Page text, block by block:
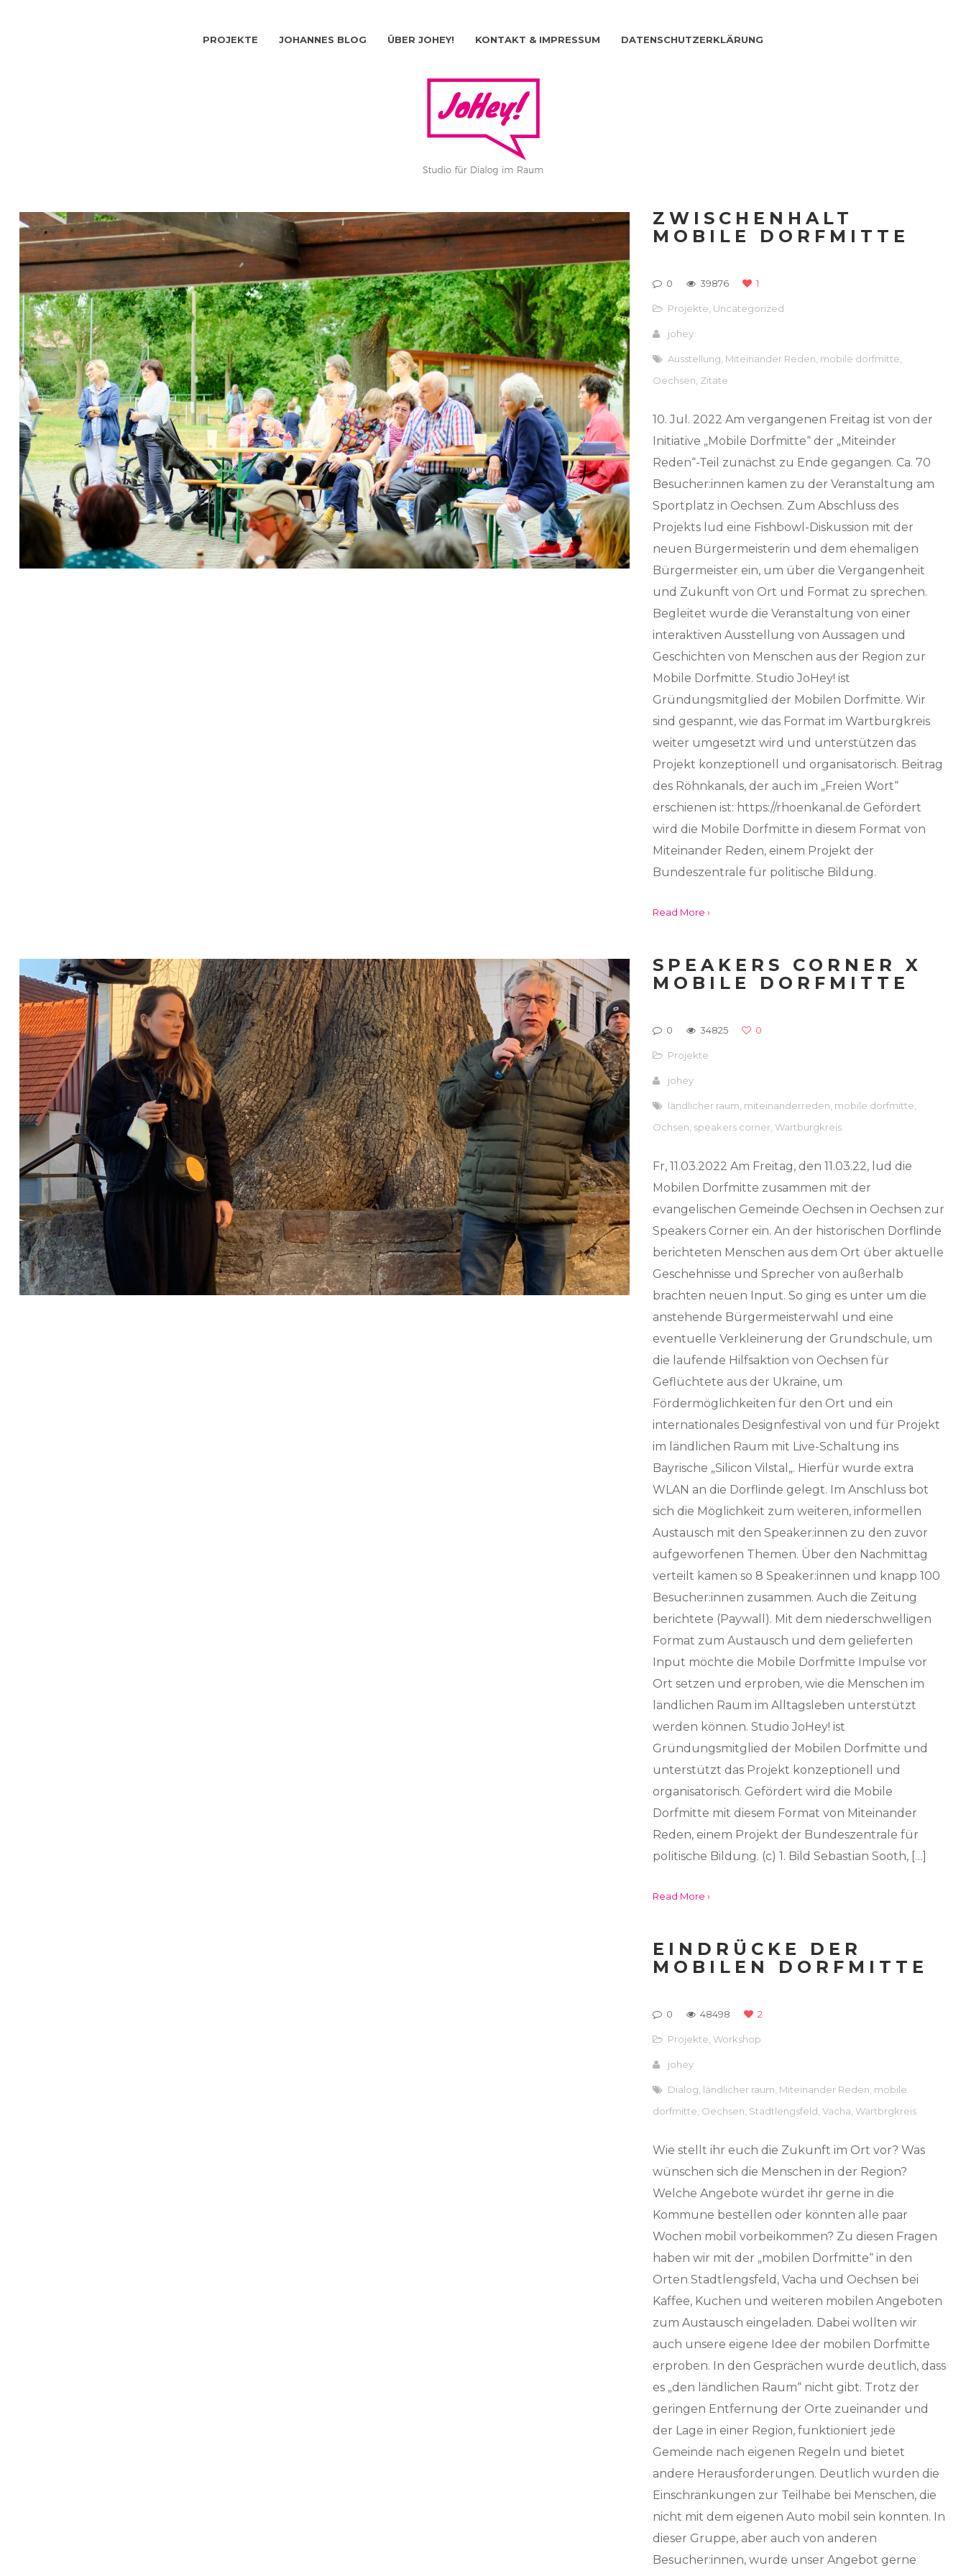
PROJEKTE JOHANNES BLOG ÜBER JOHEY! KONTAKT & IMPRESSUM DATENSCHUTZERKLÄRUNG
ZWISCHENHALT
MOBILE DORFMITTE
0 39876 1
Projekte Uncategorized
johey
Ausstellung Miteinander Reden mobile dorfmitte
Oechsen Zitate
10. Jul. 2022 Am vergangenen Freitag ist von der
Initiative „Mobile Dorfmitte“ der „Miteinder
Reden“-Teil zunächst zu Ende gegangen. Ca. 70
Besucher:innen kamen zu der Veranstaltung am
Sportplatz in Oechsen. Zum Abschluss des
Projekts lud eine Fishbowl-Diskussion mit der
neuen Bürgermeisterin und dem ehemaligen
Bürgermeister ein, um über die Vergangenheit
und Zukunft von Ort und Format zu sprechen.
Begleitet wurde die Veranstaltung von einer
interaktiven Ausstellung von Aussagen und
Geschichten von Menschen aus der Region zur
Mobile Dorfmitte. Studio JoHey! ist
Gründungsmitglied der Mobilen Dorfmitte. Wir
sind gespannt, wie das Format im Wartburgkreis
weiter umgesetzt wird und unterstützen das
Projekt konzeptionell und organisatorisch. Beitrag
des Röhnkanals, der auch im „Freien Wort“
erschienen ist: https://rhoenkanal.de Gefördert
wird die Mobile Dorfmitte in diesem Format von
Miteinander Reden, einem Projekt der
Bundeszentrale für politische Bildung.
Read More ›
SPEAKERS CORNER X
MOBILE DORFMITTE
0 34825 0
Projekte
johey
ländlicher raum miteinanderreden mobile dorfmitte
Ochsen speakers corner ,Wartburgkreis
Fr, 11.03.2022 Am Freitag, den 11.03.22, lud die
Mobilen Dorfmitte zusammen mit der
evangelischen Gemeinde Oechsen in Oechsen zur
Speakers Corner ein. An der historischen Dorflinde
berichteten Menschen aus dem Ort über aktuelle
Geschehnisse und Sprecher von außerhalb
brachten neuen Input. So ging es unter um die
anstehende Bürgermeisterwahl und eine
eventuelle Verkleinerung der Grundschule, um
die laufende Hilfsaktion von Oechsen für
Geflüchtete aus der Ukraine, um
Fördermöglichkeiten für den Ort und ein
internationales Designfestival von und für Projekt
im ländlichen Raum mit Live-Schaltung ins
Bayrische „Silicon Vilstal„. Hierfür wurde extra
WLAN an die Dorflinde gelegt. Im Anschluss bot
sich die Möglichkeit zum weiteren, informellen
Austausch mit den Speaker:innen zu den zuvor
aufgeworfenen Themen. Über den Nachmittag
verteilt kamen so 8 Speaker:innen und knapp 100
Besucher:innen zusammen. Auch die Zeitung
berichtete (Paywall). Mit dem niederschwelligen
Format zum Austausch und dem gelieferten
Input möchte die Mobile Dorfmitte Impulse vor
Ort setzen und erproben, wie die Menschen im
ländlichen Raum im Alltagsleben unterstützt
werden können. Studio JoHey! ist
Gründungsmitglied der Mobilen Dorfmitte und
unterstützt das Projekt konzeptionell und
organisatorisch. Gefördert wird die Mobile
Dorfmitte mit diesem Format von Miteinander
Reden, einem Projekt der Bundeszentrale für
politische Bildung. (c) 1. Bild Sebastian Sooth, […]
Read More ›
EINDRÜCKE DER
MOBILEN DORFMITTE
0 48498 2
Projekte ,Workshop
johey
Dialog ländlicher raum Miteinander Reden mobile
dorfmitte Oechsen Stadtlengsfeld ,Vacha ,Wartbrgkreis
Wie stellt ihr euch die Zukunft im Ort vor? Was
wünschen sich die Menschen in der Region?
Welche Angebote würdet ihr gerne in die
Kommune bestellen oder könnten alle paar
Wochen mobil vorbeikommen? Zu diesen Fragen
haben wir mit der „mobilen Dorfmitte“ in den
Orten Stadtlengsfeld, Vacha und Oechsen bei
Kaffee, Kuchen und weiteren mobilen Angeboten
zum Austausch eingeladen. Dabei wollten wir
auch unsere eigene Idee der mobilen Dorfmitte
erproben. In den Gesprächen wurde deutlich, dass
es „den ländlichen Raum“ nicht gibt. Trotz der
geringen Entfernung der Orte zueinander und
der Lage in einer Region, funktioniert jede
Gemeinde nach eigenen Regeln und bietet
andere Herausforderungen. Deutlich wurden die
Einschränkungen zur Teilhabe bei Menschen, die
nicht mit dem eigenen Auto mobil sein konnten. In
dieser Gruppe, aber auch von anderen
Besucher:innen, wurde unser Angebot gerne